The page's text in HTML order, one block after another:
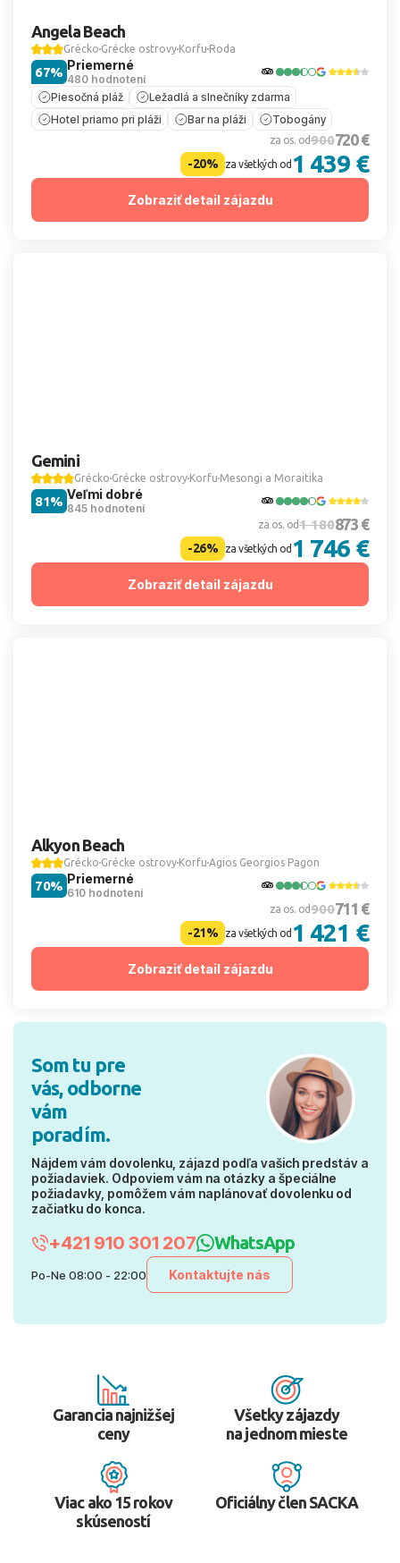
Angela Beach
Grécko Grécke ostrovy Korfu Roda
Priemerné
480 hodnotení
67%
Piesočná pláž
Ležadlá a slnečníky zdarma
Hotel priamo pri pláži
Bar na pláži Tobogány
za os. od900720 €
-20% za všetkých od 1 439 €
Zobraziť detail zájazdu
Gemini
Grécko Grécke ostrovy Korfu Mesongi a Moraitika
Veľmi dobré
845 hodnotení
81%
za os. od1 180873 €
-26% za všetkých od 1 746 €
Zobraziť detail zájazdu
Alkyon Beach
Grécko Grécke ostrovy Korfu Agios Georgios Pagon
Priemerné
610 hodnotení
70%
za os. od900711 €
-21% za všetkých od 1 421 €
Zobraziť detail zájazdu
Som tu pre
vás, odborne
vám
poradím.
Nájdem vám dovolenku, zájazd podľa vašich predstáv a
požiadaviek. Odpoviem vám na otázky a špeciálne
požiadavky, pomôžem vám naplánovať dovolenku od
začiatku do konca.
+421 910 301 207 WhatsApp
Po-Ne 08:00 - 22:00 Kontaktujte nás
Garancia najnižšej
ceny
Všetky zájazdy
na jednom mieste
Viac ako 15 rokov
skúseností
Oficiálny člen SACKA